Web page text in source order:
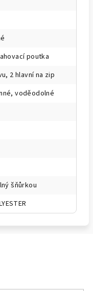
poutka
2 hlavní na zip
voděodolné
šňůrkou